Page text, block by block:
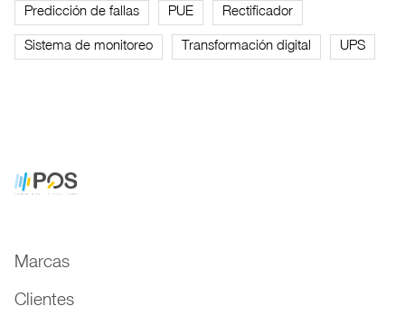
Predicción de fallas PUE Rectificador
Sistema de monitoreo Transformación digital UPS
Marcas
Clientes